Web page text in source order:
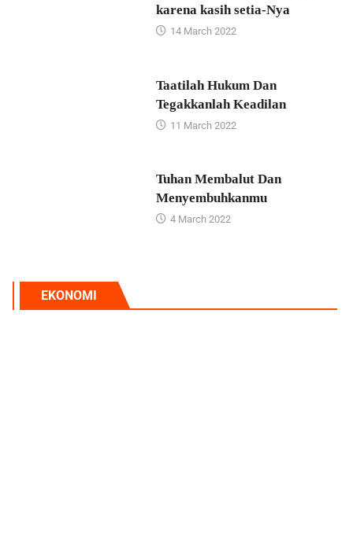
karena kasih setia-Nya
14 March 2022
Taatilah Hukum Dan
Tegakkanlah Keadilan
11 March 2022
Tuhan Membalut Dan
Menyembuhkanmu
4 March 2022
EKONOMI